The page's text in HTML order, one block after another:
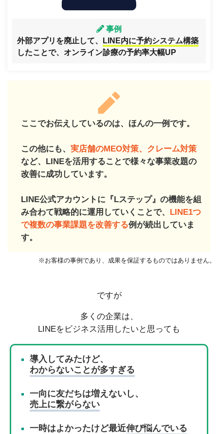
事例
外部アプリを廃止して、
LINE内に予約システム構築
したことで、オンライン診療の予約率大幅UP
ここでお伝えしているのは、ほんの一例です。
この他にも、 実店舗のMEO対策、クレーム対策
など、LINEを活用することで様々な事業改題の
改善に成功しています。
LINE公式アカウントに『Lステップ』の機能を組
み合わて戦略的に運用していくことで、 LINE1つ
で複数の事業課題を改善する例が続出していま
す。
※お客様の事例であり、成果を保証するものではありません。
ですが
多くの企業は、
LINEをビジネス活用したいと思っても
導入してみたけど、
わからないことが多すぎる
一向に友だちは増えないし、
売上に繋がらない
一時はよかったけど最近伸び悩んでいる